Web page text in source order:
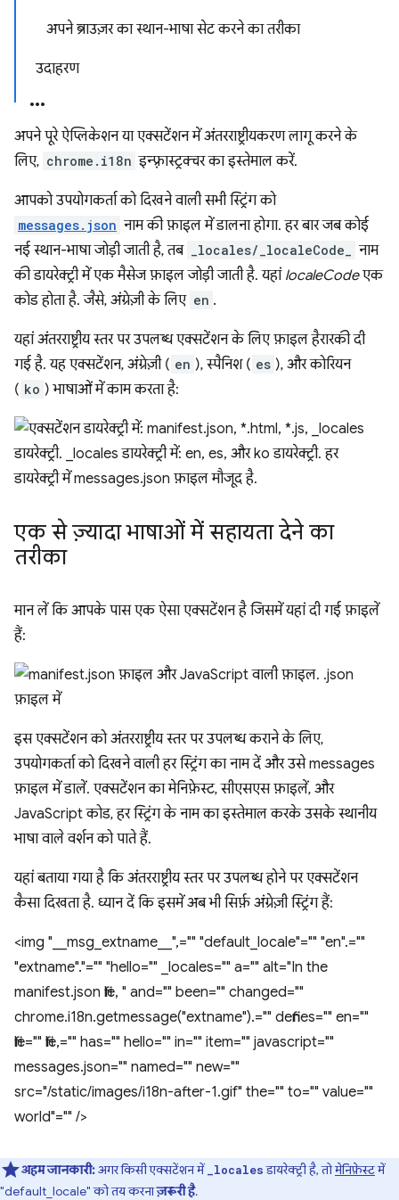
अपने ब्राउज़र का स्थान-भाषा सेट करने का तरीका
उदाहरण
अपने पूरे ऐप्लिकेशन या एक्सटेंशन में अंतरराष्ट्रीयकरण लागू करने के
लिए, chrome.i18n इन्फ़्रास्ट्रक्चर का इस्तेमाल करें.
आपको उपयोगकर्ता को दिखने वाली सभी स्ट्रिंग को
messages.json नाम की फ़ाइल में डालना होगा. हर बार जब कोई
नई स्थान-भाषा जोड़ी जाती है, तब
_locales/_localeCode_
नाम
की डायरेक्ट्री में एक मैसेज फ़ाइल जोड़ी जाती है. यहां localeCodeएक
कोड होता है. जैसे, अंग्रेज़ी के लिए en .
यहां अंतरराष्ट्रीय स्तर पर उपलब्ध एक्सटेंशन के लिए फ़ाइल हैरारकी दी
गई है. यह एक्सटेंशन, अंग्रेज़ी ( en ), स्पैनिश ( es ), और कोरियन
( ko ) भाषाओं में काम करता है:
एक से ज़्यादा भाषाओं में सहायता देने का
तरीका
मान लें कि आपके पास एक ऐसा एक्सटेंशन है जिसमें यहां दी गई फ़ाइलें
हैं:
इस एक्सटेंशन को अंतरराष्ट्रीय स्तर पर उपलब्ध कराने के लिए,
उपयोगकर्ता को दिखने वाली हर स्ट्रिंग का नाम दें और उसे messages
फ़ाइल में डालें. एक्सटेंशन का मेनिफ़ेस्ट, सीएसएस फ़ाइलें, और
JavaScript कोड, हर स्ट्रिंग के नाम का इस्तेमाल करके उसके स्थानीय
भाषा वाले वर्शन को पाते हैं.
यहां बताया गया है कि अंतरराष्ट्रीय स्तर पर उपलब्ध होने पर एक्सटेंशन
कैसा दिखता है. ध्यान दें कि इसमें अब भी सिर्फ़ अंग्रेज़ी स्ट्रिंग हैं:
<img "__msg_extname__",="" "default_locale"="" "en".=""
"extname"."="" "hello="" _locales="" a="" alt="In the
manifest.json file, " and="" been="" changed=""
chrome.i18n.getmessage("extname").="" defines="" en=""
file="" file,="" has="" hello="" in="" item="" javascript=""
messages.json="" named="" new=""
src="/static/images/i18n-after-1.gif" the="" to="" value=""
world"="" />
अहम जानकारी:अगर किसी एक्सटेंशन में _localesडायरेक्ट्री है, तोमेनिफ़ेस्टमें
"default_locale" को तय करनाज़रूरी है.